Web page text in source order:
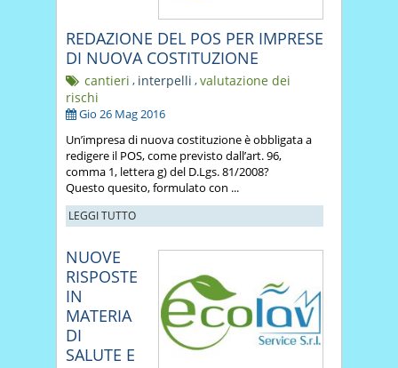
REDAZIONE DEL POS PER IMPRESE
DI NUOVA COSTITUZIONE
cantieri , interpelli ,valutazione dei
rischi
Gio 26 Mag 2016
Un’impresa di nuova costituzione è obbligata a
redigere il POS, come previsto dall’art. 96,
comma 1, lettera g) del D.Lgs. 81/2008?
Questo quesito, formulato con ...
LEGGI TUTTO
NUOVE
RISPOSTE
IN
MATERIA
DI
SALUTE E